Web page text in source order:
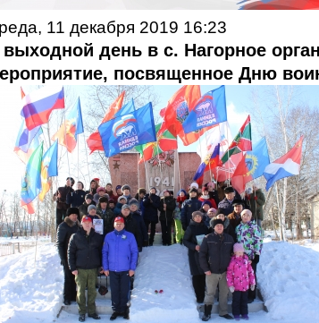
11 декабря 2019 16:23
день в с. Нагорное
посвященное Дню